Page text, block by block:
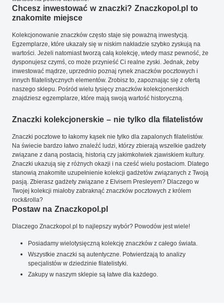
Chcesz inwestować w znaczki? Znaczkopol.pl to
znakomite miejsce
Kolekcjonowanie znaczków często staje się poważną inwestycją.
Egzemplarze, które ukazały się w niskim nakładzie szybko zyskują na
wartości. Jeżeli natomiast tworzą całą kolekcję, wtedy masz pewność, że
dysponujesz czymś, co może przynieść Ci realne zyski. Jednak, żeby
inwestować mądrze, uprzednio poznaj rynek znaczków pocztowych i
innych filatelistycznych elementów. Zrobisz to, zapoznając się z ofertą
naszego sklepu. Pośród wielu tysięcy znaczków kolekcjonerskich
znajdziesz egzemplarze, które mają swoją wartość historyczną.
Znaczki kolekcjonerskie – nie tylko dla filatelistów
Znaczki pocztowe to łakomy kąsek nie tylko dla zapalonych filatelistów.
Na świecie bardzo łatwo znaleźć ludzi, którzy zbierają wszelkie gadżety
związane z daną postacią, historią czy jakimkolwiek zjawiskiem kultury.
Znaczki ukazują się z różnych okazji i na cześć wielu postaciom. Dlatego
stanowią znakomite uzupełnienie kolekcji gadżetów związanych z Twoją
pasją. Zbierasz gadżety związane z Elvisem Presleyem? Dlaczego w
Twojej kolekcji miałoby zabraknąć znaczków pocztowych z królem
rock&rolla?
Postaw na Znaczkopol.pl
Dlaczego Znaczkopol.pl to najlepszy wybór? Powodów jest wiele!
Posiadamy wielotysięczną kolekcję znaczków z całego świata.
Wszystkie znaczki są autentyczne. Potwierdzają to analizy
specjalistów w dziedzinie filatelistyki.
Zakupy w naszym sklepie są łatwe dla każdego.